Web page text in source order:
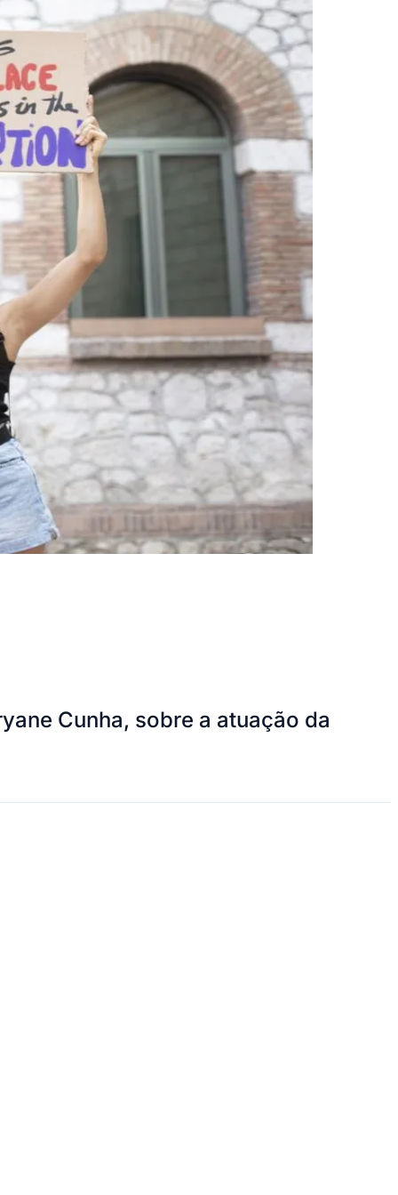
Cunha, sobre a atuação da